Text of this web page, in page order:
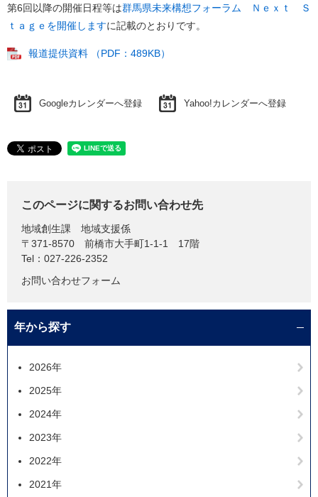
第6回以降の開催日程等は群馬県未来構想フォーラム Ｎｅｘｔ Ｓ
ｔａｇｅを開催しますに記載のとおりです。​
報道提供資料 （PDF：489KB）
Googleカレンダーへ登録 Yahoo!カレンダーへ登録
このページに関するお問い合わせ先
地域創生課
地域支援係
〒371-8570
前橋市大手町1-1-1 17階
Tel：027-226-2352
お問い合わせフォーム
年から探す
2026年
2025年
2024年
2023年
2022年
2021年